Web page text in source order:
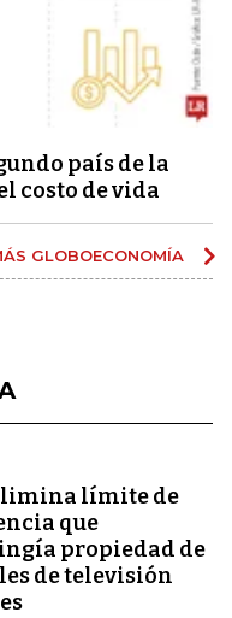
país de la
costo de vida
GLOBOECONOMÍA
límite de
que
propiedad de
de televisión